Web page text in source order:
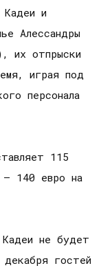
Кадеи и
Алессандры
их отпрыски
играя под
персонала
115
– 140 евро на
не будет
гостей